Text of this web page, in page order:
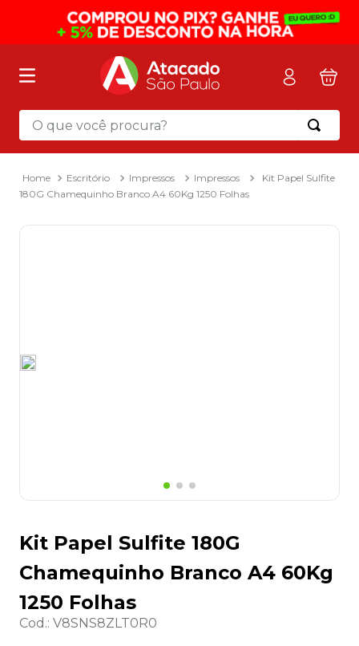
O que você procura?
Escritório Impressos Impressos
Kit Papel Sulfite
180G Chamequinho Branco A4 60Kg 1250 Folhas
Kit Papel Sulfite 180G
Chamequinho Branco A4 60Kg
1250 Folhas
Cod.: V8SNS8ZLT0R0
Termos mais buscados
mochila
2º sacola
3º mala
8